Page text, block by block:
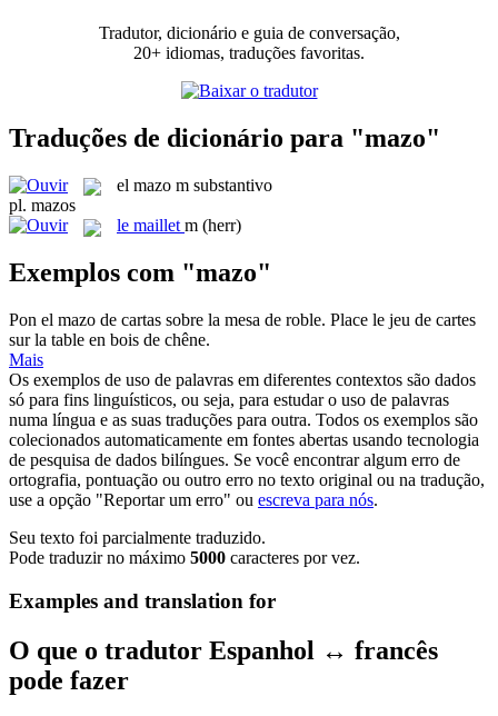
Tradutor, dicionário e guia de conversação,
20+ idiomas, traduções favoritas.
Traduções de dicionário para "mazo"
el mazo m substantivo
pl. mazos
le maillet m (herr)
Exemplos com "mazo"
Pon el mazo de cartas sobre la mesa de roble. Place le jeu de cartes
sur la table en bois de chêne.
Mais
Os exemplos de uso de palavras em diferentes contextos são dados
só para fins linguísticos, ou seja, para estudar o uso de palavras
numa língua e as suas traduções para outra. Todos os exemplos são
colecionados automaticamente em fontes abertas usando tecnologia
de pesquisa de dados bilíngues. Se você encontrar algum erro de
ortografia, pontuação ou outro erro no texto original ou na tradução,
use a opção "Reportar um erro" ou escreva para nós.
Seu texto foi parcialmente traduzido.
Pode traduzir no máximo 5000 caracteres por vez.
Examples and translation for
O que o tradutor Espanhol ↔ francês
pode fazer